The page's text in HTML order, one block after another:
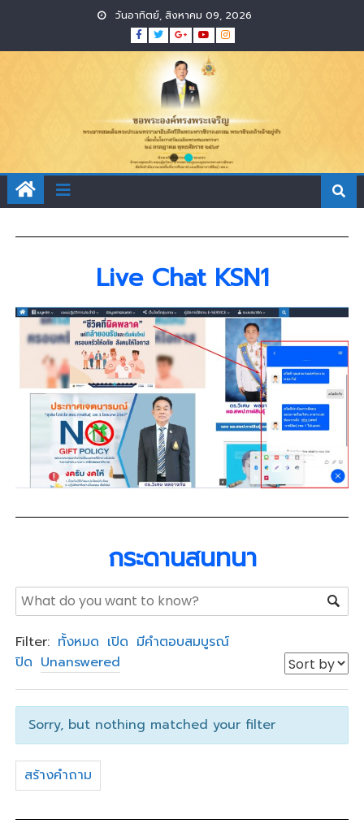
วันอาทิตย์, สิงหาคม 09, 2026
Live Chat KSN1
กระดานสนทนา
Filter: ทั้งหมด เปิด มีคำตอบสมบูรณ์
ปิด Unanswered
Sorry, but nothing matched your filter
สร้างคำถาม